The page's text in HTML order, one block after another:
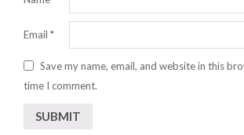
Email *
Save my name, email, and website in this
time I comment.